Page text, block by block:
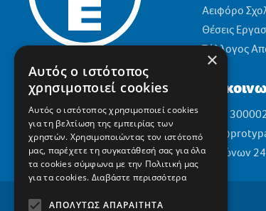
Αειφόρο
Θέσεις
Σύλλογος
2310
Ελαιώνων
×
Αυτός ο ιστότοπος
χρησιμοποιεί cookies
Αυτός ο ιστότοπος χρησιμοποιεί cookies
για τη βελτίωση της εμπειρίας των
χρηστών. Χρησιμοποιώντας τον ιστότοπό
μας, παρέχετε τη συγκατάθεσή σας για όλα
τα cookies σύμφωνα με την Πολιτική μας
για τα cookies. Διαβάστε περισσότερα
ΑΠΟΛΎΤΩΣ ΑΠΑΡΑΊΤΗΤΑ